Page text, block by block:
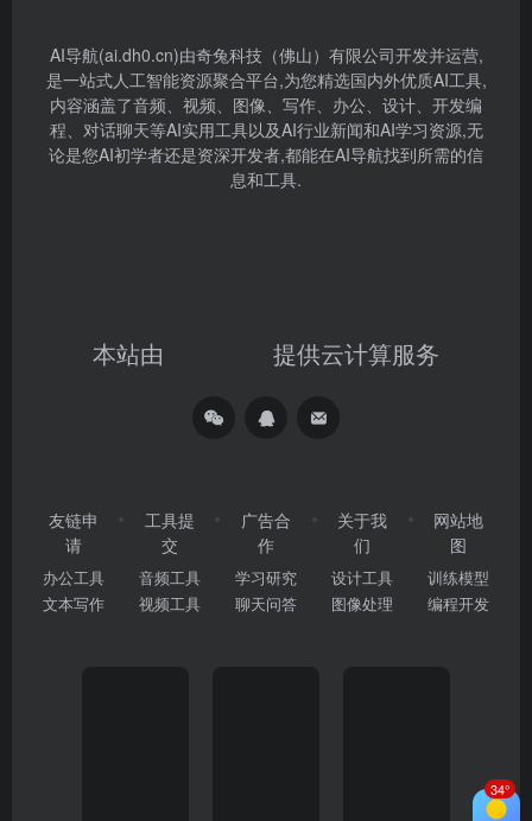
AI导航(ai.dh0.cn)由奇兔科技（佛山）有限公司开发并运营,
是一站式人工智能资源聚合平台,为您精选国内外优质AI工具,
内容涵盖了音频、视频、图像、写作、办公、设计、开发编
程、对话聊天等AI实用工具以及AI行业新闻和AI学习资源,无
论是您AI初学者还是资深开发者,都能在AI导航找到所需的信
息和工具.
本站由 提供云计算服务
友链申
请
办公工具
文本写作
工具提
交
音频工具
视频工具
广告合
作
学习研究
聊天问答
关于我
们
设计工具
图像处理
网站地
图
训练模型
编程开发
34°